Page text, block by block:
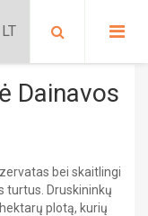
Dainavos
bei skaitlingi
turtus. Druskininkų
plotą, kurių